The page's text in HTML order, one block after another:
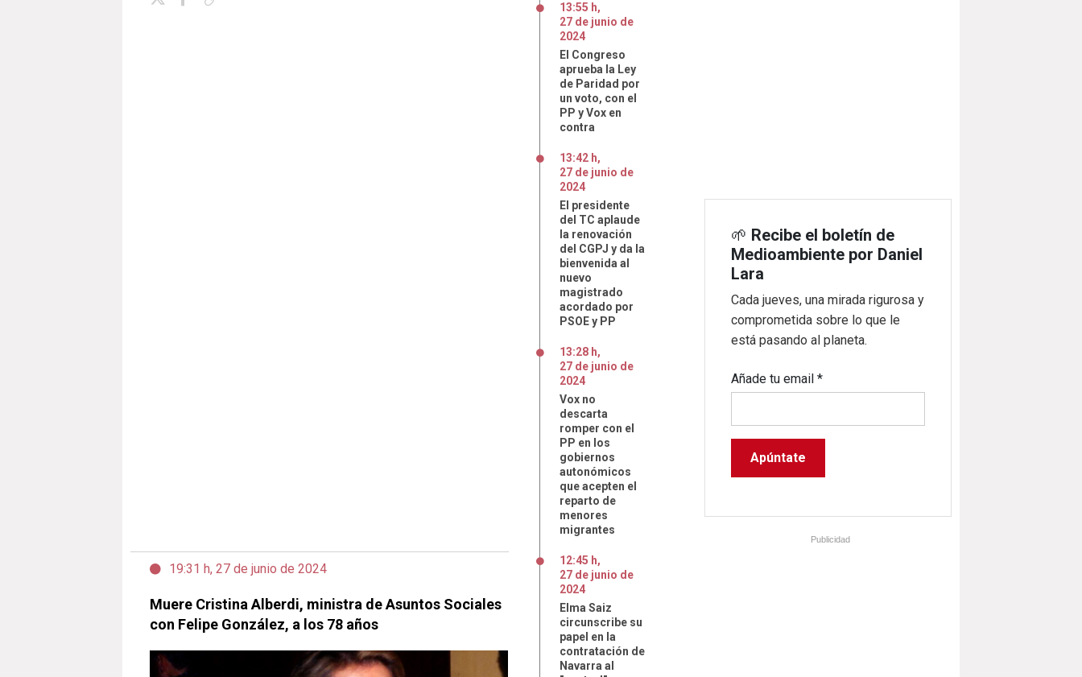
19:31 h, 27 de junio de 2024
Muere Cristina Alberdi, ministra de Asuntos Sociales
con Felipe González, a los 78 años
13:55 h,
27 de junio de
2024
El Congreso
aprueba la Ley
de Paridad por
un voto, con el
PP y Vox en
contra
13:42 h,
27 de junio de
2024
El presidente
del TC aplaude
la renovación
del CGPJ y da la
bienvenida al
nuevo
magistrado
acordado por
PSOE y PP
13:28 h,
27 de junio de
2024
Vox no
descarta
romper con el
PP en los
gobiernos
autonómicos
que acepten el
reparto de
menores
migrantes
12:45 h,
27 de junio de
2024
Elma Saiz
circunscribe su
papel en la
contratación de
Navarra al
🌱 Recibe el boletín de
Medioambiente por Daniel
Lara
Cada jueves, una mirada rigurosa y
comprometida sobre lo que le
está pasando al planeta.
Añade tu email*
Publicidad